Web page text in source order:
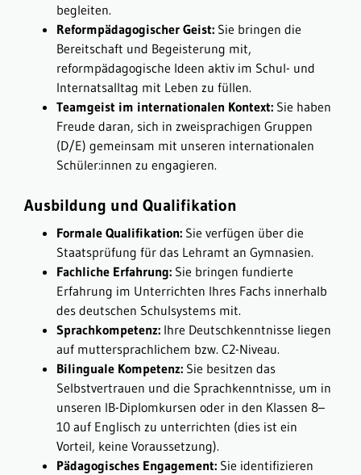
begleiten.
Reformpädagogischer Geist: Sie bringen die
Bereitschaft und Begeisterung mit,
reformpädagogische Ideen aktiv im Schul- und
Internatsalltag mit Leben zu füllen.
Teamgeist im internationalen Kontext: Sie haben
Freude daran, sich in zweisprachigen Gruppen
(D/E) gemeinsam mit unseren internationalen
Schüler:innen zu engagieren.
Ausbildung und Qualifikation
Formale Qualifikation: Sie verfügen über die
Staatsprüfung für das Lehramt an Gymnasien.
Fachliche Erfahrung: Sie bringen fundierte
Erfahrung im Unterrichten Ihres Fachs innerhalb
des deutschen Schulsystems mit.
Sprachkompetenz: Ihre Deutschkenntnisse liegen
auf muttersprachlichem bzw. C2-Niveau.
Bilinguale Kompetenz: Sie besitzen das
Selbstvertrauen und die Sprachkenntnisse, um in
unseren IB-Diplomkursen oder in den Klassen 8–
10 auf Englisch zu unterrichten (dies ist ein
Vorteil, keine Voraussetzung).
Pädagogisches Engagement: Sie identifizieren